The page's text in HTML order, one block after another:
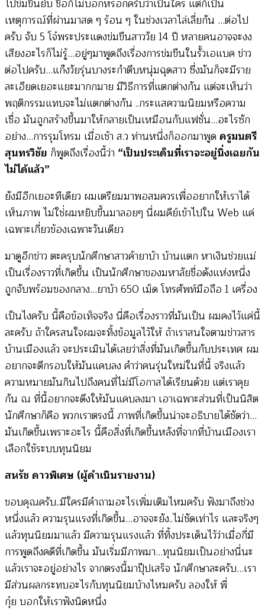
ไปข่มขืนยับ ชื่อก็ไม่บอกหรอกครับว่าเป็นใคร แต่ก็เป็น
เหตุการณ์ที่ผ่านมาสด ๆ ร้อน ๆ ในช่วงเวลาไล่เลี่ยกัน …ต่อไป
ครับ จับ 5 โจ๋พระประแดงข่มขืนสาววัย 14 ปี หลายคนอาจจะงง
เสียงอะไรก็ไม่รู้…อยู่ๆมาพูดถึงเรื่องการข่มขืนในรั้วเอแบค ข่าว
ต่อไปครับ…แก๊งวัยรุ่นบางระกำตึบหนุ่มฉุดสาว ซึ่งมันก็จะมีราย
ละเอียดเยอะแยะมากกมาย มีวิธีการที่แตกต่างกัน แต่จะเห็นว่า
พฤติกรรมแทบจะไม่แตกต่างกัน ..กระแสความนิยมหรือความ
เชื่อ มันถูกสร้างขึ้นมาให้กลายเป็นเหมือนกับแฟชั่น…อะไรซัก
อย่าง…การรุมโทรม เมื่อเช้า ส.ว ท่านหนึ่งก็ออกมาพูด ครูมนตรี
สุนทรวิชัย ก็พูดถึงเรื่องนี้ว่า “เป็นประเด็นที่เราจะอยู่นิ่งเฉยกัน
ไม่ได้แล้ว”
ยังมีอีกเยอะทีเดียว ผมเตรียมมาพอสมควรเพื่ออยากให้เราได้
เห็นภาพ ไม่ใช่่ผมหยิบขึ้นมาลอยๆ นี่ผมคีย์เข้าไปใน Web แค่
เฉพาะเกี่ยวข้องเฉพาะวันเดียว
มาดูอีกข่าว ตะครุบนักศึกษาสาวค้ายาบ้า บ้านแตก หาเงินช่วยแม่
เป็นเรื่องราวที่เกิดขึ้น เป็นนักศึกษาของมหาลัยชื่อดังแห่งหนึ่ง
ถูกจับพร้อมของกลาง…ยาบ้า 650 เม็ด โทรศัพท์มือถือ 1 เครื่อง
เป็นไงครับ นี้คือข้อเท็จจริง นี่คือเรื่องราวที่มันเป็น ผมคงไว้แค่นี้
ละครับ ถ้าใครสนใจผมจะทิ้งข้อมูลไว้ให้ ถ้าเราสนใจตามข่าวสาร
บ้านเมืองแล้ว จะประเมินได้เลยว่าสิ่งที่มันเกิดขึ้นกับประเทศ ผม
อยากจะตีกรอบให้มันแคบลง คำว่าคนรุ่นใหม่ในที่นี้ จริงแล้ว
ความหมายมันกินไปถึงคนที่ไม่มีโอกาสได้เรียนด้วย แต่เราคุย
กัน ณ ที่นี้อยากจะดึงให้มันแคบลงมา เอาเฉพาะส่วนที่เป็นนิสิต
นักศึกษาก็คือ พวกเราตรงนี้ ภาพที่เกิดขึ้นน่าจะอธิบายได้ชัดว่า…
มันเกิดขึ้นเพราะอะไร นี้คือสิ่งที่เกิดขึ้นหลังที่จากที่บ้านเมืองเรา
เลือกใช้ระบบทุนนิยม
สหรัช ดาวพิเศษ (ผู้ดำเนินรายงาน)
ขอบคุณครับ..มีใครมีคำถามอะไรเพิ่มเติมไหมครับ ฟังมาถึงช่วง
หนึ่งแล้ว ความรุนแรงที่เกิดขึ้น…อาจจะยัง..ไม่ชัดเท่าไร และจริงๆ
แล้วทุนนิยมมาแล้ว มีความรุนแรงแล้ว ที่ทิ้งประเด็นไว้ว่าเมื่อกี่มี
การพูดถึงคดีที่เกิดขึ้น มันเริ่มมีภาพมา…ทุนนิยมเป็นอย่างนี่นะ
แล้วเราจะอยู่อย่างไร จากตรงนี้มาปุ๊ปเสร็จ นักศึกษาละครับ…เรา
มีส่วนผลกระทบอะไรกับทุนนิยมบ้างไหมครับ ลองให้ พี่
กุ๋ย บอกให้เราฟังนิดหนึ่ง